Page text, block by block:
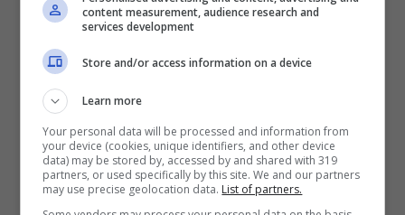
malvagio e non a caso: si dice che gli
spiriti maligni si muovano nei condotti.
Anche leporte che scricchiolano
potrebbero indicare una presenza
spirituale che, per farsi notare,
sbatterebbe improvvisamente la porta
content measurement, audience research and
services development
Store and/or access information on a device
Learn more
Your personal data will be processed and information from
your device (cookies, unique identifiers, and other device
data) may be stored by, accessed by and shared with 319
partners, or used specifically by this site. We and our partners
may use precise geolocation data. List of partners.